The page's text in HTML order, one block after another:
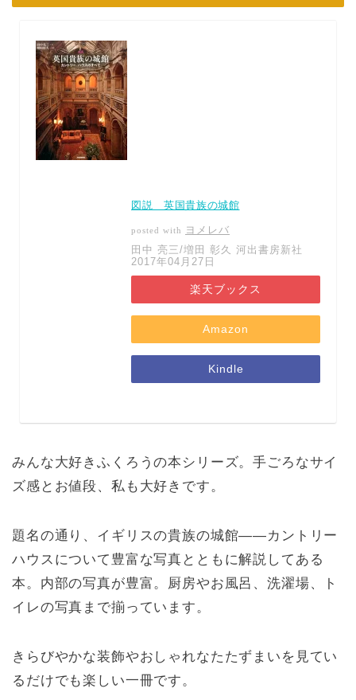
図説 英国貴族の城館
posted with
ヨメレバ
田中 亮三/増田 彰久 河出書房新社
2017年04月27日
楽天ブックス
Amazon
Kindle
みんな大好きふくろうの本シリーズ。手ごろなサイ
ズ感とお値段、私も大好きです。
題名の通り、イギリスの貴族の城館――カントリー
ハウスについて豊富な写真とともに解説してある
本。内部の写真が豊富。厨房やお風呂、洗濯場、ト
イレの写真まで揃っています。
きらびやかな装飾やおしゃれなたたずまいを見てい
るだけでも楽しい一冊です。